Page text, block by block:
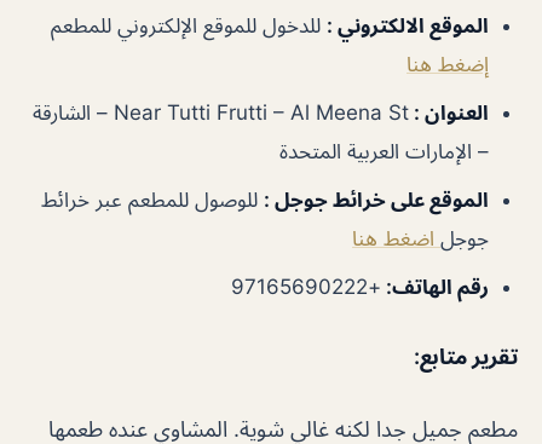
الموقع الالكتروني : للدخول للموقع الإلكتروني للمطعم
إضغط هنا
العنوان :
Near Tutti Frutti – Al Meena St – الشارقة
– الإمارات العربية المتحدة
الموقع على خرائط جوجل : للوصول للمطعم عبر خرائط
جوجل اضغط هنا
رقم الهاتف:
+97165690222
تقرير متابع:
مطعم جميل جدا لكنه غالي شوية. المشاوي عنده طعمها